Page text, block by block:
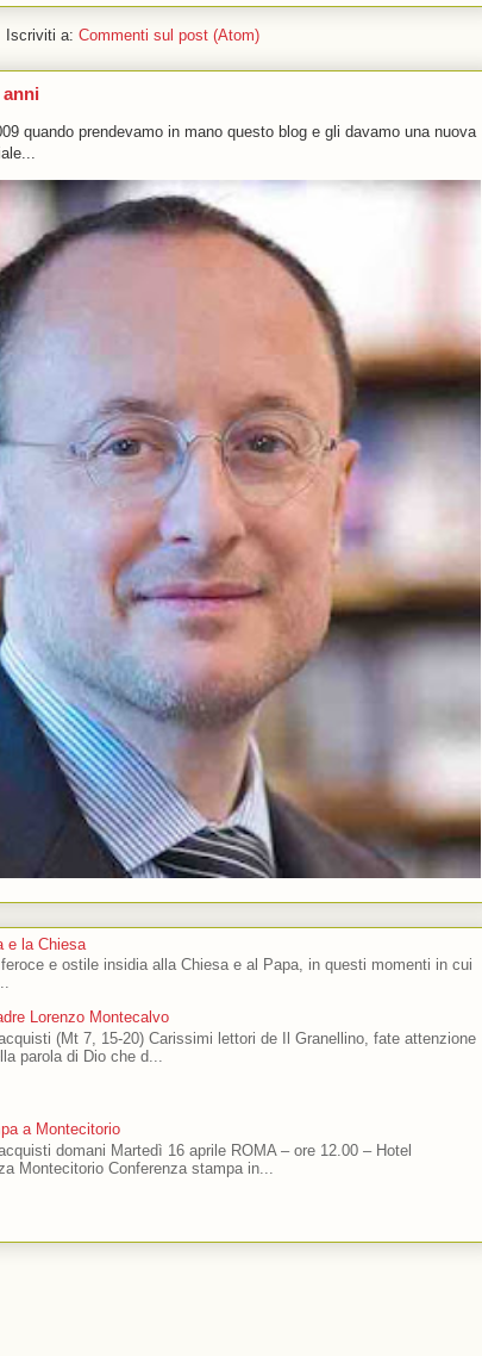
Iscriviti a: Commenti sul post (Atom)
anni
quando prendevamo in mano questo blog e gli davamo una nuova
e la Chiesa
e ostile insidia alla Chiesa e al Papa, in questi momenti in cui
Lorenzo Montecalvo
(Mt 7, 15-20) Carissimi lettori de Il Granellino, fate attenzione
parola di Dio che d...
a Montecitorio
domani Martedì 16 aprile ROMA – ore 12.00 – Hotel
Montecitorio Conferenza stampa in...